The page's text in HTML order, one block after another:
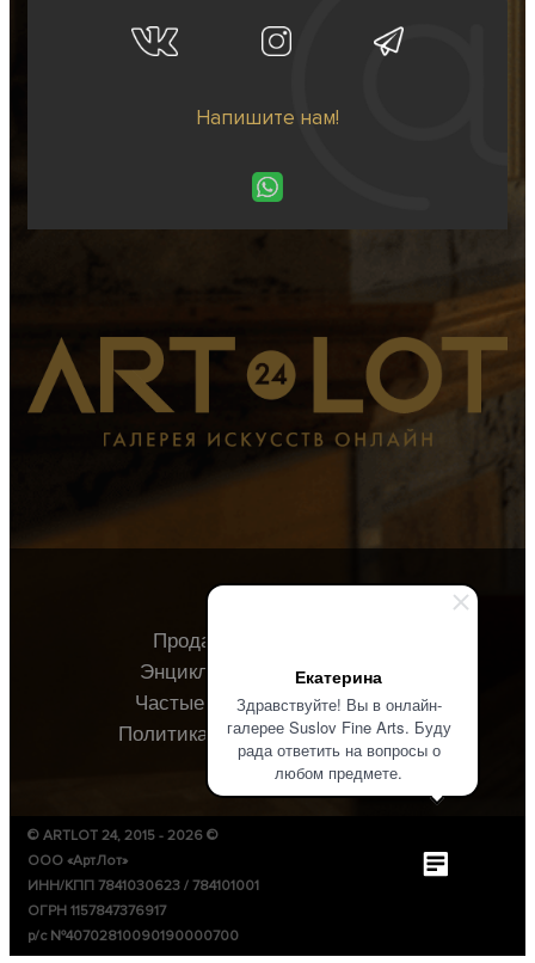
Екатерина
Здравствуйте! Вы в онлайн-
галерее Suslov Fine Arts. Буду
рада ответить на вопросы о
любом предмете.
Напишите нам!
Продавцу
Энциклопедия
О галерее
Частые вопросы
Контакты
Политика конфиденциальности
© ARTLOT 24, 2015 - 2026 ©
ООО «АртЛот»
ИНН/КПП 7841030623 / 784101001
ОГРН 1157847376917
р/с №40702810090190000700